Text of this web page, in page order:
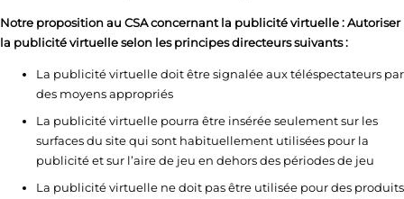
Notre proposition au CSA concernant la publicité virtuelle : Autoriser
la publicité virtuelle selon les principes directeurs suivants :
La publicité virtuelle doit être signalée aux téléspectateurs par
des moyens appropriés
La publicité virtuelle pourra être insérée seulement sur les
surfaces du site qui sont habituellement utilisées pour la
publicité et sur l’aire de jeu en dehors des périodes de jeu
La publicité virtuelle ne doit pas être utilisée pour des produits